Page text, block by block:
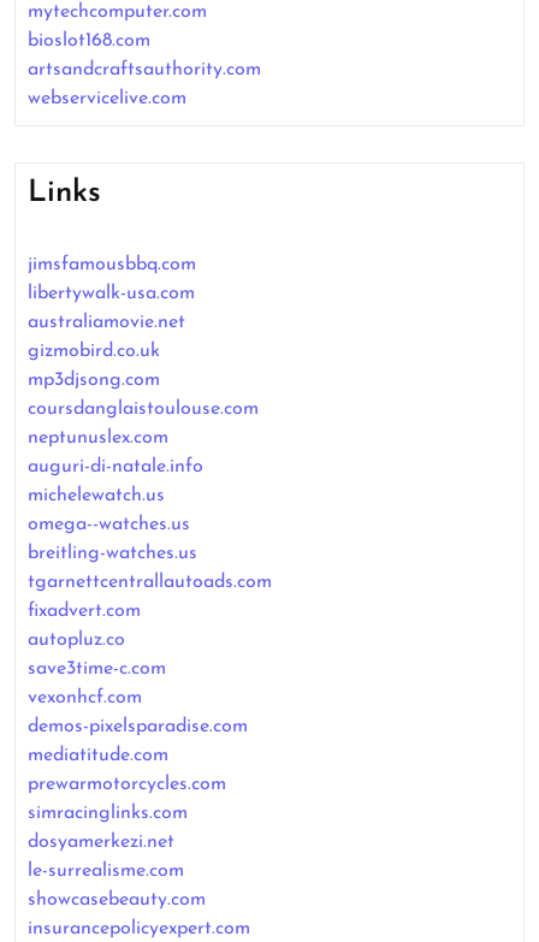
mytechcomputer.com
bioslot168.com
artsandcraftsauthority.com
webservicelive.com
Links
jimsfamousbbq.com
libertywalk-usa.com
australiamovie.net
gizmobird.co.uk
mp3djsong.com
coursdanglaistoulouse.com
neptunuslex.com
auguri-di-natale.info
michelewatch.us
omega--watches.us
breitling-watches.us
tgarnettcentrallautoads.com
fixadvert.com
autopluz.co
save3time-c.com
vexonhcf.com
demos-pixelsparadise.com
mediatitude.com
prewarmotorcycles.com
simracinglinks.com
dosyamerkezi.net
le-surrealisme.com
showcasebeauty.com
insurancepolicyexpert.com